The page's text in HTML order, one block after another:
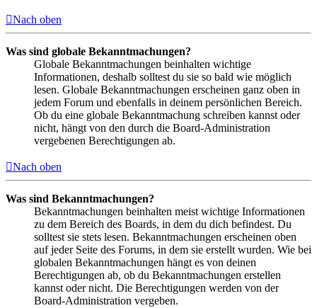
Nach oben
Was sind globale Bekanntmachungen?
Globale Bekanntmachungen beinhalten wichtige
Informationen, deshalb solltest du sie so bald wie möglich
lesen. Globale Bekanntmachungen erscheinen ganz oben in
jedem Forum und ebenfalls in deinem persönlichen Bereich.
Ob du eine globale Bekanntmachung schreiben kannst oder
nicht, hängt von den durch die Board-Administration
vergebenen Berechtigungen ab.
Nach oben
Was sind Bekanntmachungen?
Bekanntmachungen beinhalten meist wichtige Informationen
zu dem Bereich des Boards, in dem du dich befindest. Du
solltest sie stets lesen. Bekanntmachungen erscheinen oben
auf jeder Seite des Forums, in dem sie erstellt wurden. Wie bei
globalen Bekanntmachungen hängt es von deinen
Berechtigungen ab, ob du Bekanntmachungen erstellen
kannst oder nicht. Die Berechtigungen werden von der
Board-Administration vergeben.